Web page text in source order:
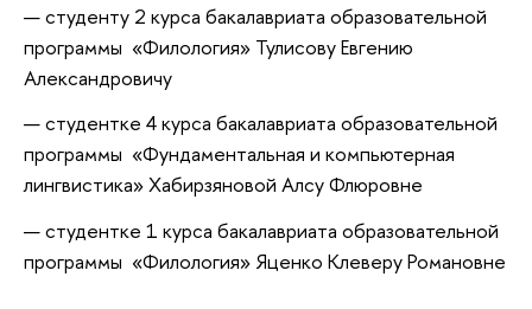
студенту 2 курса бакалавриата образовательной
программы «Филология» Тулисову Евгению
Александровичу
студентке 4 курса бакалавриата образовательной
программы «Фундаментальная и компьютерная
лингвистика» Хабирзяновой Алсу Флюровне
студентке 1 курса бакалавриата образовательной
программы «Филология» Яценко Клеверу Романовне